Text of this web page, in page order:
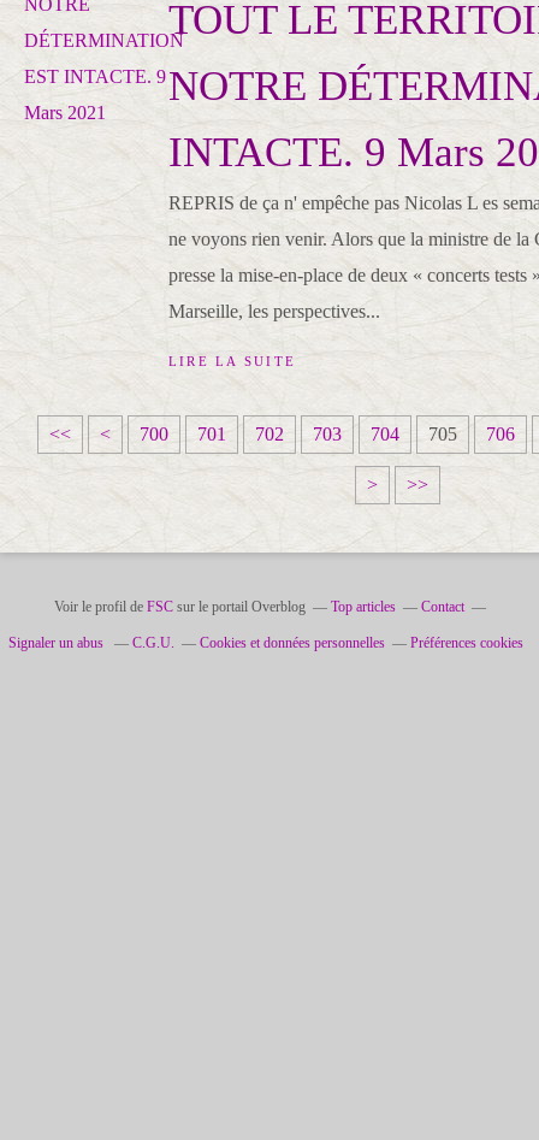
TOUT LE
NOTRE
INTACTE. 9 Mars
REPRIS de ça n' empêche pas Nicolas L es
ne voyons rien venir. Alors que la ministre de la
presse la mise-en-place de deux « concerts tests
Marseille, les perspectives...
LIRE LA SUITE
<< < 700 701 702 703 704 705 706
> >>
Voir le profil de FSCsur le portail Overblog Top articles Contact
Signaler un abus C.G.U. Cookies et données personnelles Préférences cookies